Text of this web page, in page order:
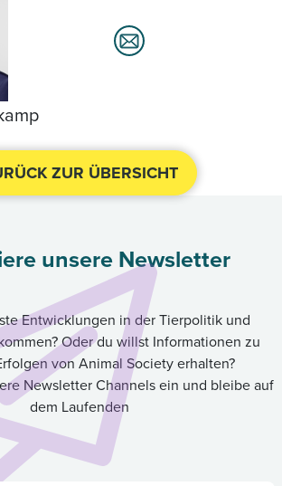
ZUR ÜBERSICHT
unsere Newsletter
Entwicklungen in der Tierpolitik und
Oder du willst Informationen zu
von Animal Society erhalten?
Newsletter Channels ein und bleibe auf
dem Laufenden